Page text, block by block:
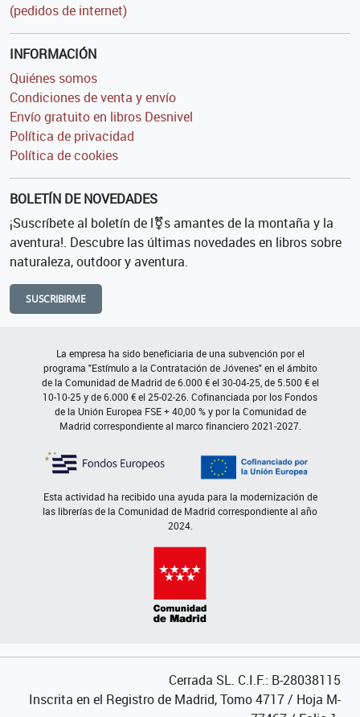
(pedidos de internet)
INFORMACIÓN
Quiénes somos
Condiciones de venta y envío
Envío gratuito en libros Desnivel
Política de privacidad
Política de cookies
BOLETÍN DE NOVEDADES
¡Suscríbete al boletín de l⚧s amantes de la montaña y la
aventura!. Descubre las últimas novedades en libros sobre
naturaleza, outdoor y aventura.
SUSCRIBIRME
La empresa ha sido beneficiaria de una subvención por el
programa "Estímulo a la Contratación de Jóvenes" en el ámbito
de la Comunidad de Madrid de 6.000 € el 30-04-25, de 5.500 € el
10-10-25 y de 6.000 € el 25-02-26. Cofinanciada por los Fondos
de la Unión Europea FSE + 40,00 % y por la Comunidad de
Madrid correspondiente al marco financiero 2021-2027.
Esta actividad ha recibido una ayuda para la modernización de
las librerías de la Comunidad de Madrid correspondiente al año
2024.
Cerrada SL. C.I.F.: B-28038115
Inscrita en el Registro de Madrid, Tomo 4717 / Hoja M-